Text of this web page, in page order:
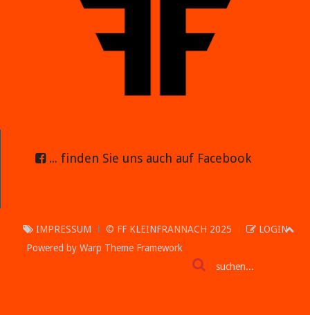
... finden Sie uns auch auf Facebook
IMPRESSUM © FF KLEINFRANNACH 2025
LOGIN
Powered by Warp Theme Framework